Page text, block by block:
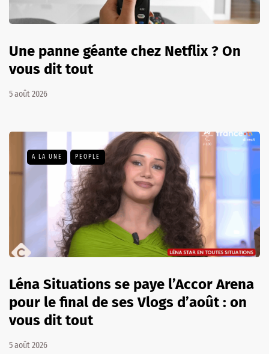
Une panne géante chez Netflix ? On
vous dit tout
5 août 2026
A LA UNE PEOPLE
Léna Situations se paye l’Accor Arena
pour le final de ses Vlogs d’août : on
vous dit tout
5 août 2026